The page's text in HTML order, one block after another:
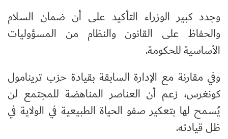
وجدد كبير الوزراء التأكيد على أن ضمان السلام
والحفاظ على القانون والنظام من المسؤوليات
الأساسية للحكومة.
وفي مقارنة مع الإدارة السابقة بقيادة حزب ترينامول
كونغرس، زعم أن العناصر المناهضة للمجتمع لن
يُسمح لها بتعكير صفو الحياة الطبيعية في الولاية في
ظل قيادته.